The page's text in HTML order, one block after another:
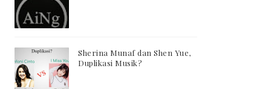
Sherina Munaf dan Shen Yue,
Duplikasi Musik?